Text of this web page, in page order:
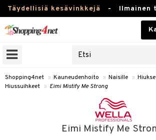
Täydellisiä kesävinkkejä - Ilmainen
Kauneudenhoito
Piilolinssit
Shopping4net » Kauneudenhoito » Naisille »
Hiussuihkeet » Eimi Mistify Me Strong
Eimi Mistify Me